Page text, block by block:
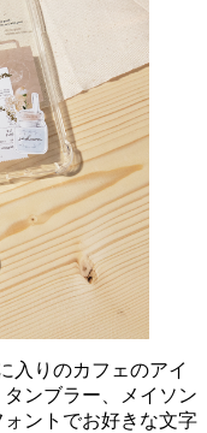
入りのカフェのアイ
ンブラー、メイソン
ントでお好きな文字